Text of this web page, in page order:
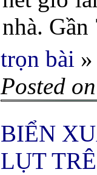
nhà.
trọn bài »
Posted
BIỂN
LỤT